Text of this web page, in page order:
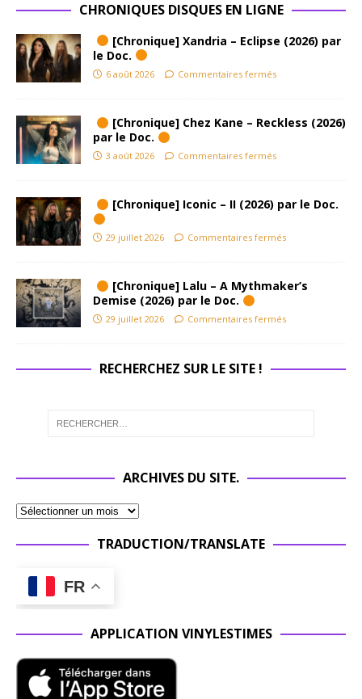
CHRONIQUES DISQUES EN LIGNE
[Chronique] Xandria – Eclipse (2026) par
le Doc.
6 août 2026 Commentaires fermés
[Chronique] Chez Kane – Reckless (2026)
par le Doc.
3 août 2026 Commentaires fermés
[Chronique] Iconic – II (2026) par le Doc.
29 juillet 2026 Commentaires fermés
[Chronique] Lalu – A Mythmaker’s
Demise (2026) par le Doc.
29 juillet 2026 Commentaires fermés
RECHERCHEZ SUR LE SITE !
ARCHIVES DU SITE.
TRADUCTION/TRANSLATE
FR
APPLICATION VINYLESTIMES